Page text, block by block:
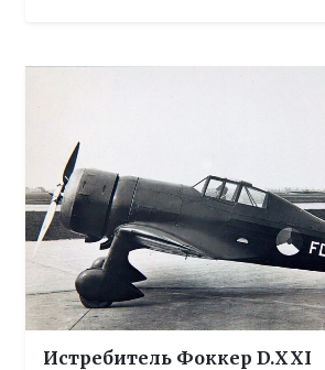
Истребитель Фоккер D.XXI